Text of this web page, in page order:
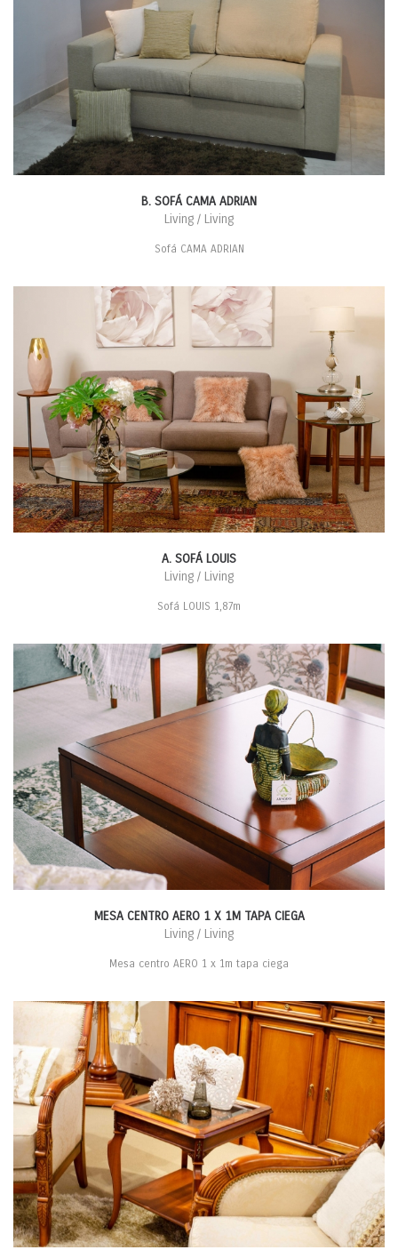
B. SOFÁ CAMA ADRIAN
Living / Living
Sofá CAMA ADRIAN
A. SOFÁ LOUIS
Living / Living
Sofá LOUIS 1,87m
MESA CENTRO AERO 1 X 1M TAPA CIEGA
Living / Living
Mesa centro AERO 1 x 1m tapa ciega